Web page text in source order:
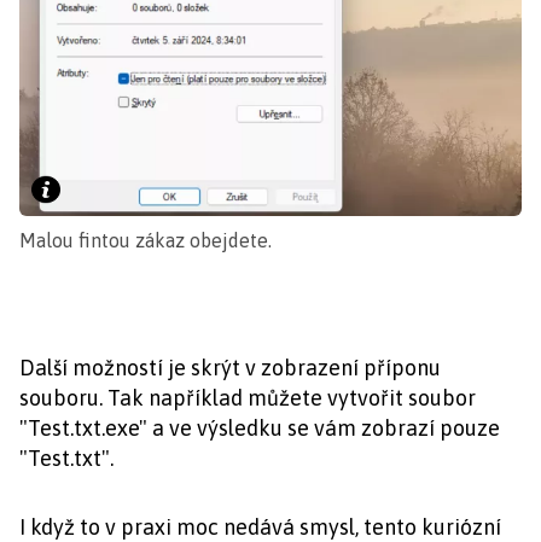
Malou fintou zákaz obejdete.
Další možností je skrýt v zobrazení příponu
souboru. Tak například můžete vytvořit soubor
"Test.txt.exe" a ve výsledku se vám zobrazí pouze
"Test.txt".
I když to v praxi moc nedává smysl, tento kuriózní